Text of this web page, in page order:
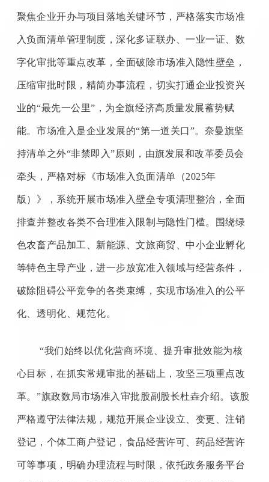
聚焦企业开办与项目落地关键环节，严格落实市场准
入负面清单管理制度，深化多证联办、一业一证、数
字化审批等重点改革，全面破除市场准入隐性壁垒，
压缩审批时限，精简办事流程，切实打通企业投资兴
业的“最先一公里”，为全旗经济高质量发展蓄势赋
能。市场准入是企业发展的“第一道关口”。奈曼旗坚
持清单之外“非禁即入”原则，由旗发展和改革委员会
牵头，严格对标《市场准入负面清单（2025年
版）》，系统开展市场准入壁垒专项清理整治，全面
排查并整改各类不合理准入限制与隐性门槛。围绕绿
色农畜产品加工、新能源、文旅商贸、中小企业孵化
等特色主导产业，进一步放宽准入领域与经营条件，
破除阻碍公平竞争的各类束缚，实现市场准入的公平
化、透明化、规范化。
“我们始终以优化营商环境、提升审批效能为核
心目标，在抓实常规审批的基础上，攻坚三项重点改
革。”旗政数局市场准入审批股副股长杜垚介绍。该股
严格遵守法律法规，规范开展企业设立、变更、注销
登记，个体工商户登记，食品经营许可、药品经营许
可等事项，明确办理流程与时限，依托政务服务平台